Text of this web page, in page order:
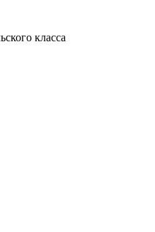
класса